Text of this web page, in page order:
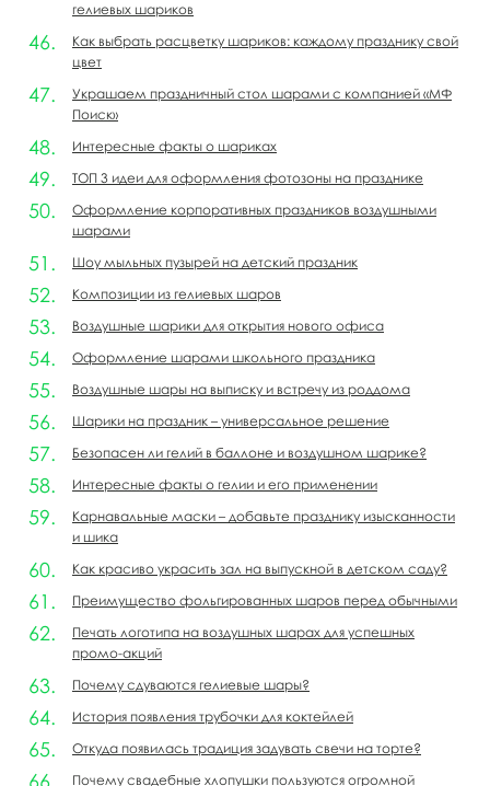
гелиевых шариков
Как выбрать расцветку шариков: каждому празднику свой
цвет
Украшаем праздничный стол шарами с компанией «МФ
Поиск»
Интересные факты о шариках
ТОП 3 идеи для оформления фотозоны на празднике
Оформление корпоративных праздников воздушными
шарами
Шоу мыльных пузырей на детский праздник
Композиции из гелиевых шаров
Воздушные шарики для открытия нового офиса
Оформление шарами школьного праздника
Воздушные шары на выписку и встречу из роддома
Шарики на праздник – универсальное решение
Безопасен ли гелий в баллоне и воздушном шарике?
Интересные факты о гелии и его применении
Карнавальные маски – добавьте празднику изысканности
и шика
Как красиво украсить зал на выпускной в детском саду?
Преимущество фольгированных шаров перед обычными
Печать логотипа на воздушных шарах для успешных
промо-акций
Почему сдуваются гелиевые шары?
История появления трубочки для коктейлей
Откуда появилась традиция задувать свечи на торте?
Почему свадебные хлопушки пользуются огромной